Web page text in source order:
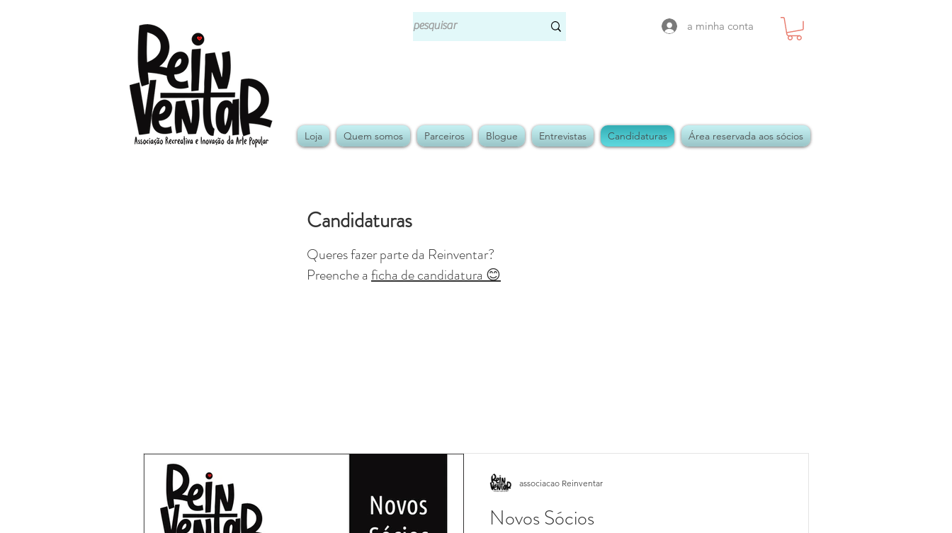
a minha conta
Loja Quem somos Parceiros Blogue Entrevistas Candidaturas Área reservada aos sócios
Candidaturas
Queres fazer parte da Reinventar?
Preenche a ficha de candidatura 😊
Novos Sócios
associacao Reinventar